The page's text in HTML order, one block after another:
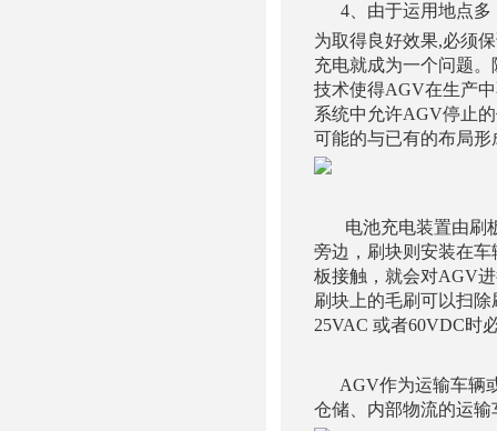
4、由于运用地点多
为取得良好效果,必须
充电就成为一个问题
技术使得AGV在生产
系统中允许AGV停止
可能的与已有的布局形
电池充电装置由刷板
旁边，刷块则安装在
板接触，就会对AGV
刷块上的毛刷可以扫
25VAC 或者60VDC时
AGV作为运输车辆或
仓储、内部物流的运